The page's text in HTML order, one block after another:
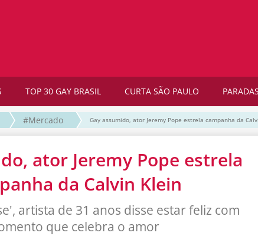
TOP 30 GAY BRASIL CURTA SÃO PAULO
#Mercado Gay assumido, ator Jeremy Pope estrela campanha da
ator Jeremy Pope estrela
da Calvin Klein
artista de 31 anos disse estar feliz com
que celebra o amor